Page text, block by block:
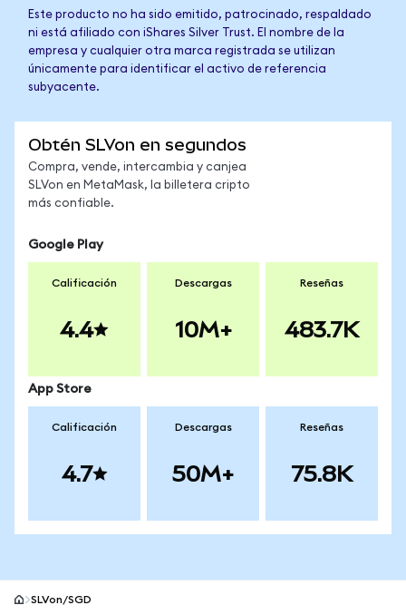
Este producto no ha sido emitido, patrocinado, respaldado
ni está afiliado con iShares Silver Trust. El nombre de la
empresa y cualquier otra marca registrada se utilizan
únicamente para identificar el activo de referencia
subyacente.
Obtén SLVon en segundos
Compra, vende, intercambia y canjea
SLVon en MetaMask, la billetera cripto
más confiable.
Google Play
Calificación
4.4
Descargas
10M+
Reseñas
483.7K
App Store
Calificación
4.7
Descargas
50M+
Reseñas
75.8K
SLVon/SGD